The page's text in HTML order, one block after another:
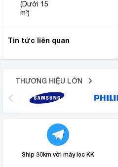
(Dưới 15
m²)
Tin tức liên quan
THƯƠNG HIỆU LỚN
Ship 30km với máy lọc KK